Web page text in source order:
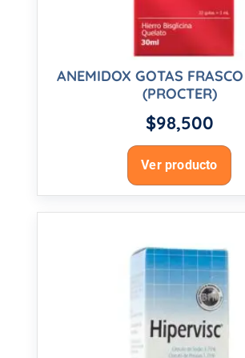
ANEMIDOX GOTAS
(PROCTER)
$98,500
Ver producto